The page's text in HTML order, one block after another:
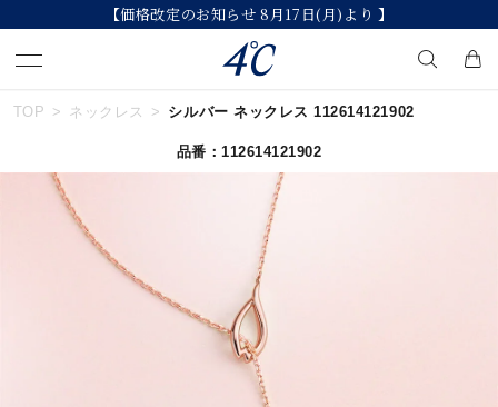
【価格改定のお知らせ 8月17日(月)より 】
キーワードで検索する
人気検索キーワード
#ダイヤモンド ネックレス
#くまのプーさん
TOP ネックレス シルバー ネックレス 112614121902
品番：112614121902